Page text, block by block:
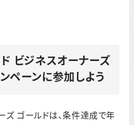
ビジネスオーナーズ
ペーンに参加しよう
ズ ゴールドは、条件達成で年